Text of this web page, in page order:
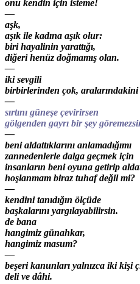
onu kendin için isteme!
—
aşk,
aşık ile kadına aşık olur:
biri hayalinin yarattığı,
diğeri henüz doğmamış olan.
—
iki sevgili
birbirlerinden çok,
—
sırtını güneşe çevirirsen
gölgenden gayrı bir şey
—
beni aldattıklarını anlamadığımı
zannedenlerle dalga geçmek için
insanların beni oyuna getirip
hoşlanmam biraz tuhaf değil mi?
—
kendini tanıdığın ölçüde
başkalarını yargılayabilirsin.
de bana
hangimiz günahkar,
hangimiz masum?
—
beşeri kanunları yalnızca iki kişi
deli ve dâhi.